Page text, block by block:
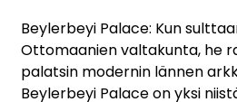
Beylerbeyi Palace: Kun
Ottomaanien valtakunta, he
palatsin modernin lännen
Beylerbeyi Palace on yksi